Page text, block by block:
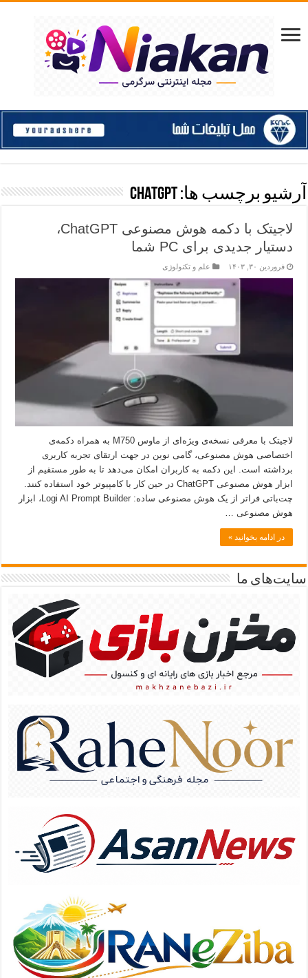
آرشیو برچسب ها:ChatGPT
لاجیتک با دکمه هوش مصنوعی ChatGPT،
دستیار جدیدی برای PC شما
فروردین ۳۰, ۱۴۰۳ علم و تکنولوژی
لاجیتک با معرفی نسخه‌ی ویژه‌ای از ماوس M750 به همراه دکمه‌ی
اختصاصی هوش مصنوعی، گامی نوین در جهت ارتقای تجربه کاربری
برداشته است. این دکمه به کاربران امکان می‌دهد تا به طور مستقیم از
ابزار هوش مصنوعی ChatGPT در حین کار با کامپیوتر خود استفاده کنند.
چت‌باتی فراتر از یک هوش مصنوعی ساده: Logi AI Prompt Builder، ابزار
هوش مصنوعی …
در ادامه بخوانید »
سایت‌های ما